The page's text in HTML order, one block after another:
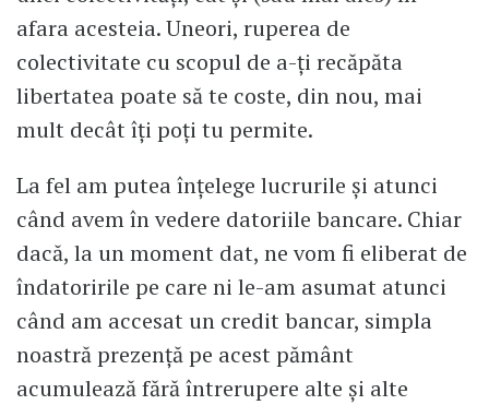
afara acesteia. Uneori, ruperea de
colectivitate cu scopul de a-ți recăpăta
libertatea poate să te coste, din nou, mai
mult decât îți poți tu permite.
La fel am putea înțelege lucrurile și atunci
când avem în vedere datoriile bancare. Chiar
dacă, la un moment dat, ne vom fi eliberat de
îndatoririle pe care ni le-am asumat atunci
când am accesat un credit bancar, simpla
noastră prezență pe acest pământ
acumulează fără întrerupere alte și alte